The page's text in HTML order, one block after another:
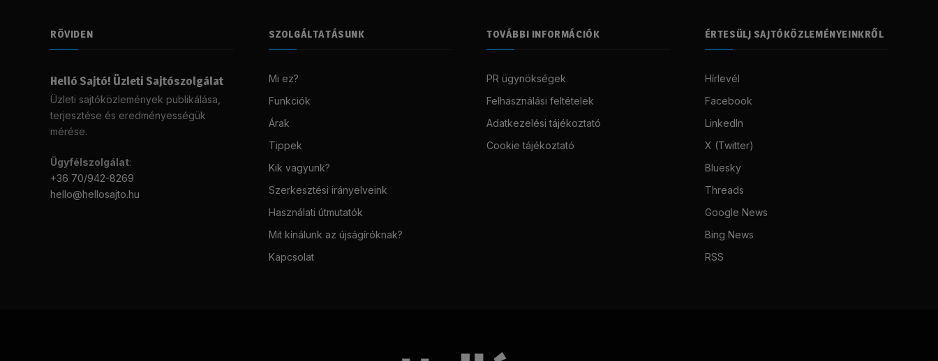
RÖVIDEN
Helló Sajtó! Üzleti Sajtószolgálat
Üzleti sajtóközlemények publikálása,
terjesztése és eredményességük
mérése.
Ügyfélszolgálat:
+36 70/942-8269
hello@hellosajto.hu
SZOLGÁLTATÁSUNK
Mi ez?
Funkciók
Árak
Tippek
Kik vagyunk?
Szerkesztési irányelveink
Használati útmutatók
Mit kínálunk az újságíróknak?
Kapcsolat
TOVÁBBI INFORMÁCIÓK
PR ügynökségek
Felhasználási feltételek
Adatkezelési tájékoztató
Cookie tájékoztató
ÉRTESÜLJ SAJTÓKÖZLEMÉNYEINKRŐL
Hírlevél
Facebook
LinkedIn
X (Twitter)
Bluesky
Threads
Google News
Bing News
RSS